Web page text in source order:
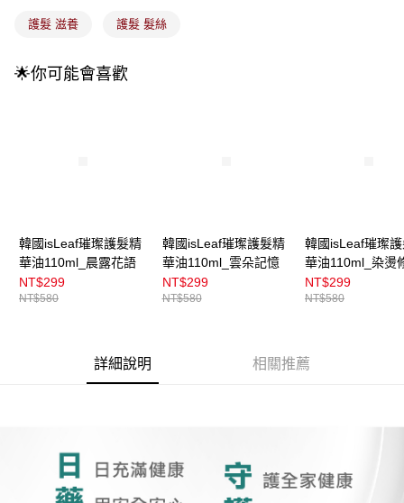
用戶於交易時，得透過本服務購買商品或服務，並由商店將買賣／分期付款
每筆NT$100，滿NT$899(含以上)免運費
每筆NT$100，滿NT$899(含以上)免運費
護髮 滋養 護髮 髮絲
🌟你可能會喜歡
韓國isLeaf璀璨護髮精
華油110ml_晨露花語
NT$299
NT$580
韓國isLeaf璀璨護髮精
華油110ml_雲朵記憶
NT$299
NT$580
韓國isLeaf璀璨
華油110ml_染燙
NT$299
NT$580
詳細說明 相關推薦